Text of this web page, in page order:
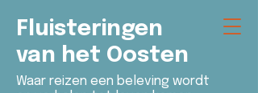
Fluisteringen
van het Oosten
Waar reizen een beleving wordt